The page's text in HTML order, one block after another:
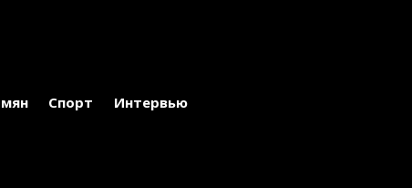
Спорт Интервью